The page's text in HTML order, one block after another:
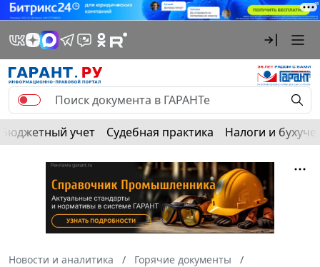
Бюджетный учет Судебная практика Налоги и
Новости и аналитика
Горячие документы